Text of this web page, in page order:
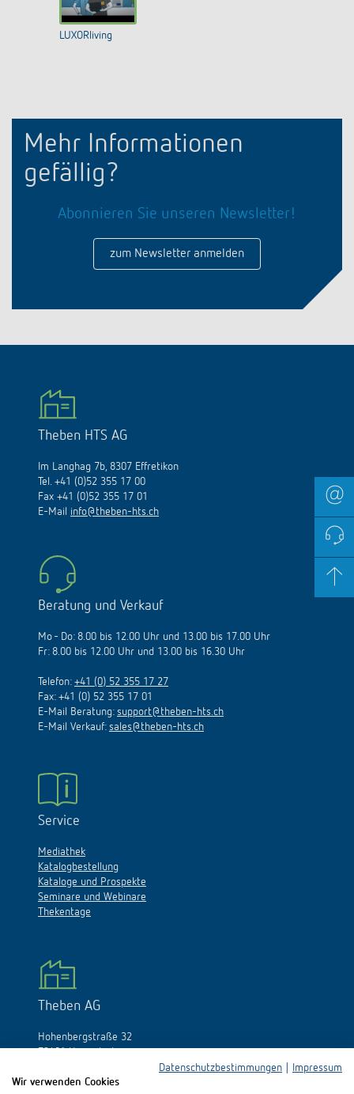
LUXORliving
Mehr Informationen
gefällig?
Abonnieren Sie unseren Newsletter!
zum Newsletter anmelden
Theben HTS AG
Im Langhag 7b, 8307 Effretikon
Tel. +41 (0)52 355 17 00
Fax +41 (0)52 355 17 01
E-Mail info@theben-hts.ch
Beratung und Verkauf
Mo - Do: 8.00 bis 12.00 Uhr und 13.00 bis 17.00 Uhr
Fr: 8.00 bis 12.00 Uhr und 13.00 bis 16.30 Uhr
Telefon: +41 (0) 52 355 17 27
Fax: +41 (0) 52 355 17 01
E-Mail Beratung: support@theben-hts.ch
E-Mail Verkauf: sales@theben-hts.ch
Service
Mediathek
Katalogbestellung
Kataloge und Prospekte
Seminare und Webinare
Thekentage
Theben AG
Hohenbergstraße 32
Datenschutzbestimmungen
Impressum
Wir verwenden Cookies